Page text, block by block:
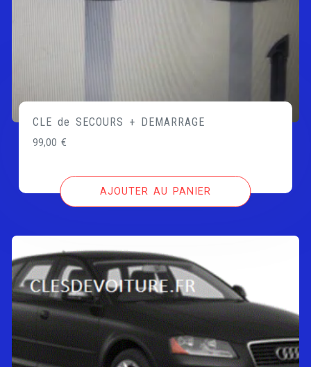
CLE de SECOURS + DEMARRAGE
99,00€
AJOUTER AU PANIER